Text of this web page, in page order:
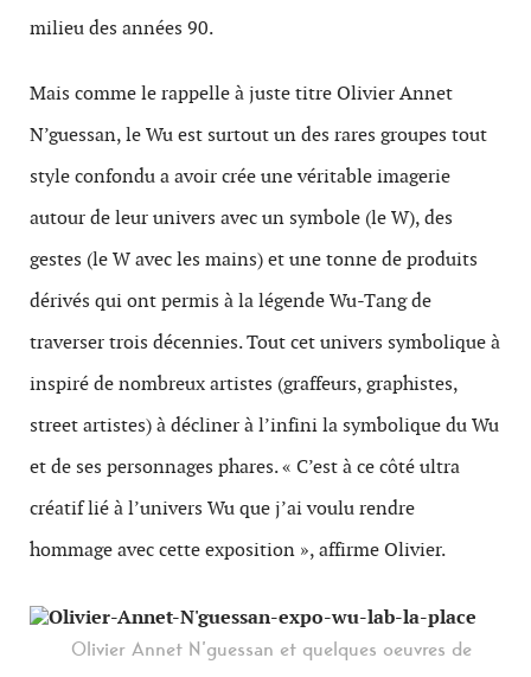
milieu des années 90.
Mais comme le rappelle à juste titre Olivier Annet
N’guessan, le Wu est surtout un des rares groupes tout
style confondu a avoir crée une véritable imagerie
autour de leur univers avec un symbole (le W), des
gestes (le W avec les mains) et une tonne de produits
dérivés qui ont permis à la légende Wu-Tang de
traverser trois décennies. Tout cet univers symbolique à
inspiré de nombreux artistes (graffeurs, graphistes,
street artistes) à décliner à l’infini la symbolique du Wu
et de ses personnages phares. « C’est à ce côté ultra
créatif lié à l’univers Wu que j’ai voulu rendre
hommage avec cette exposition », affirme Olivier.
Olivier Annet N’guessan et quelques oeuvres de